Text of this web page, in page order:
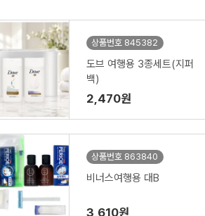
상품번호 845382
도브 여행용 3종세트(지퍼
백)
2,470원
상품번호 863840
비너스여행용 대B
3,610원